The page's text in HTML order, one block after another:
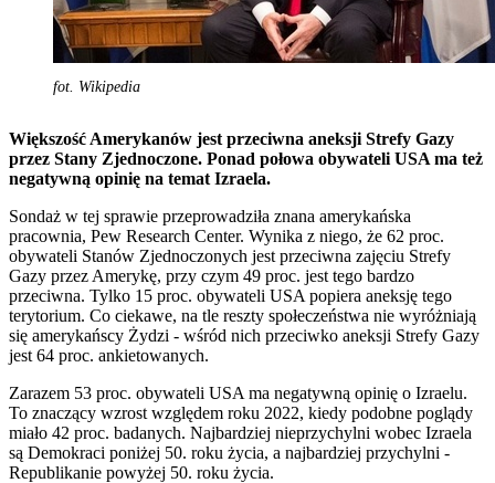
fot. Wikipedia
Większość Amerykanów jest przeciwna aneksji Strefy Gazy
przez Stany Zjednoczone. Ponad połowa obywateli USA ma też
negatywną opinię na temat Izraela.
Sondaż w tej sprawie przeprowadziła znana amerykańska
pracownia, Pew Research Center. Wynika z niego, że 62 proc.
obywateli Stanów Zjednoczonych jest przeciwna zajęciu Strefy
Gazy przez Amerykę, przy czym 49 proc. jest tego bardzo
przeciwna. Tylko 15 proc. obywateli USA popiera aneksję tego
terytorium. Co ciekawe, na tle reszty społeczeństwa nie wyróżniają
się amerykańscy Żydzi - wśród nich przeciwko aneksji Strefy Gazy
jest 64 proc. ankietowanych.
Zarazem 53 proc. obywateli USA ma negatywną opinię o Izraelu.
To znaczący wzrost względem roku 2022, kiedy podobne poglądy
miało 42 proc. badanych. Najbardziej nieprzychylni wobec Izraela
są Demokraci poniżej 50. roku życia, a najbardziej przychylni -
Republikanie powyżej 50. roku życia.